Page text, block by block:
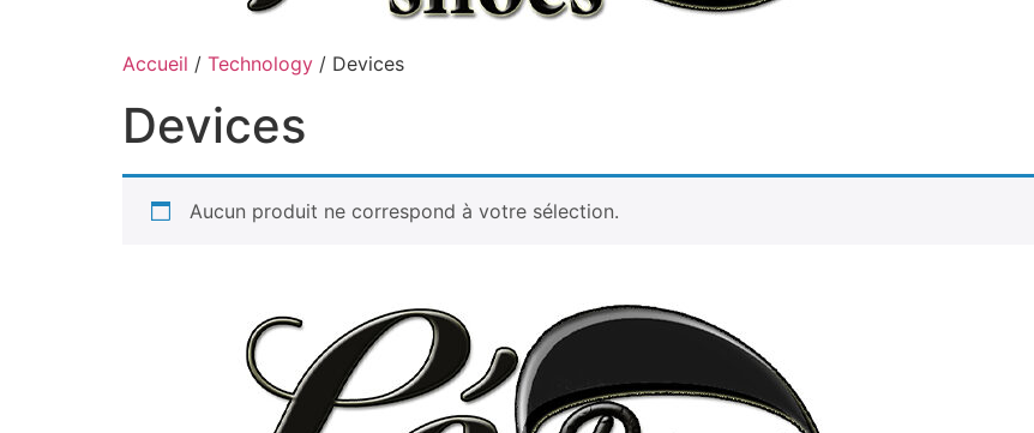
Accueil / Technology / Devices
Devices
Aucun produit ne correspond à votre sélection.